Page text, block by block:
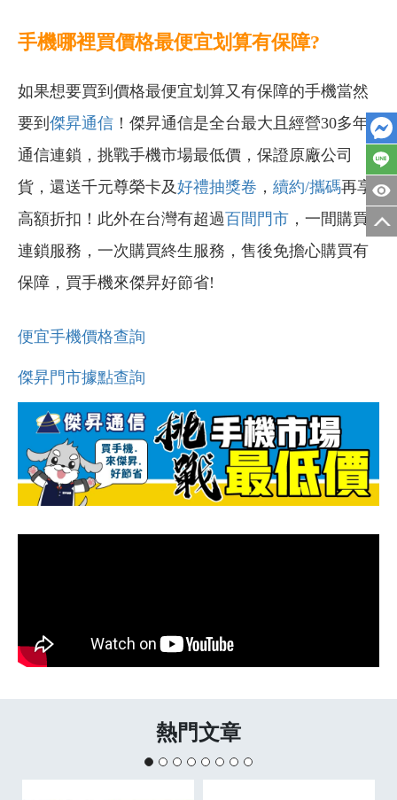
手機哪裡買價格最便宜划算有保障?
如果想要買到價格最便宜划算又有保障的手機當然
要到 傑昇通信 ！傑昇通信是全台最大且經營30多年
通信連鎖，挑戰手機市場最低價，保證原廠公司
貨，還送千元尊榮卡及好禮抽獎卷 ， 續約/攜碼再享
高額折扣！此外在台灣有超過百間門市 ，一間購買
連鎖服務，一次購買終生服務，售後免擔心購買有
保障，買手機來傑昇好節省!
便宜手機價格查詢
傑昇門市據點查詢
熱門文章